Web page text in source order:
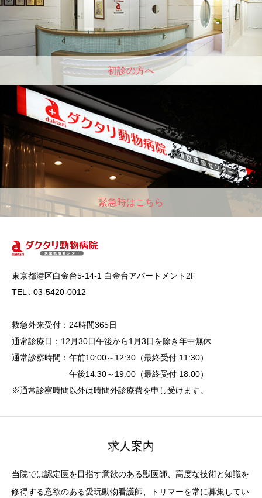
初診の方へ
緊急時はこちら
東京都港区白金台5-14-1 白金台アパートメント2F
TEL : 03-5420-0012
救急外来受付：24時間365日
通常診療日：12月30日午後から1月3日を除き年中無休
通常診察時間：午前10:00～12:30（最終受付 11:30）
午後14:30～19:00（最終受付 18:00）
※通常診察時間以外は時間外診療費を申し受けます。
求人案内
当院では認定医を目指す意欲のある獣医師、高度な技術と知識を
修得する意欲のある愛玩動物看護師、トリマーを常に募集してい